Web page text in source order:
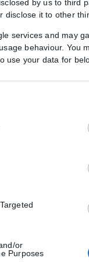
by us to third
disclose it to other
services and may
behaviour. You
use your data for
or
Purposes
15
δύο τραμ